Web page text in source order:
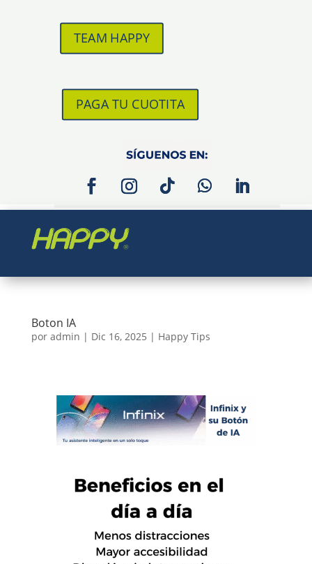
TEAM HAPPY
PAGA TU CUOTITA
Boton IA
por admin | Dic 16, 2025 | Happy Tips